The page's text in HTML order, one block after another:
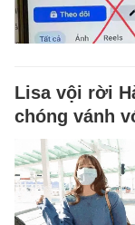
Lisa vội rời
chóng vánh